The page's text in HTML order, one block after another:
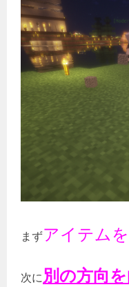
まずアイテム
次に 別の方向